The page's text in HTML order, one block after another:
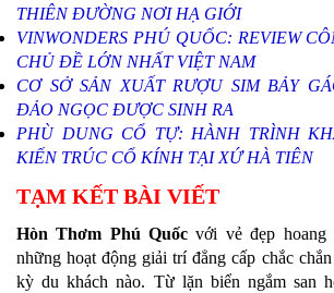
THIÊN ĐƯỜNG NƠI HẠ GIỚI
VINWONDERS PHÚ QUỐC: REVIEW
CHỦ ĐỀ LỚN NHẤT VIỆT NAM
CƠ SỞ SẢN XUẤT RƯỢU SIM BẢY
ĐẢO NGỌC ĐƯỢC SINH RA
PHÙ DUNG CỔ TỰ: HÀNH TRÌNH
KIẾN TRÚC CỔ KÍNH TẠI XỨ HÀ TIÊN
TẠM KẾT BÀI VIẾT
Hòn Thơm Phú Quốc với vẻ đẹp hoang
những hoạt động giải trí đẳng cấp chắc
kỳ du khách nào. Từ lặn biển ngắm san